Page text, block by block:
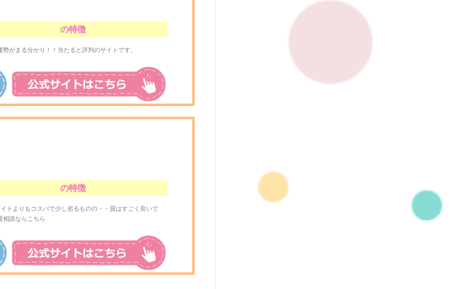
の特徴
勢がまる分かり！！当たると評判のサイトです。
の特徴
トよりもコスパで少し劣るものの・・質はすごく良いで
相談ならこちら